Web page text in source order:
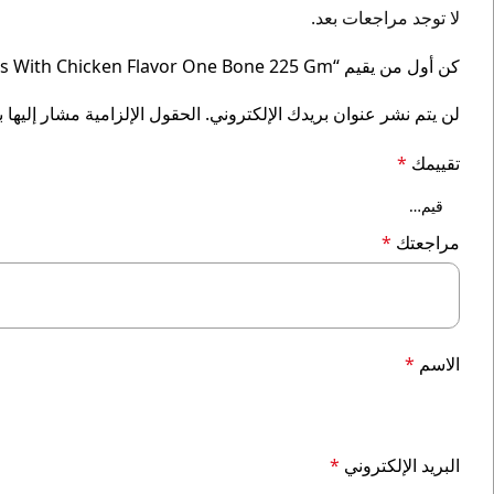
لا توجد مراجعات بعد.
كن أول من يقيم “Vita Maxx Dog Treats With Chicken Flavor One Bone 225 Gm”
لن يتم نشر عنوان بريدك الإلكتروني. الحقول الإلزامية مشار إليها
تقييمك *
مراجعتك *
الاسم *
البريد الإلكتروني *